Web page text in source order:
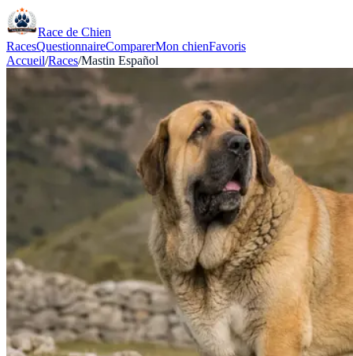
Race de Chien
RacesQuestionnaireComparerMon chienFavoris
Accueil/Races/Mastin Español